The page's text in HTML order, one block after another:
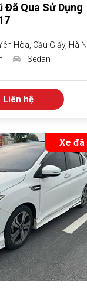
Đã Qua Sử Dụng
Hòa, Cầu Giấy, Hà
Sedan
Liên hệ
Xe đã